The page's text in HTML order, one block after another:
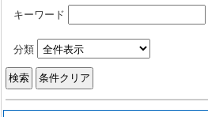
キーワード
分類